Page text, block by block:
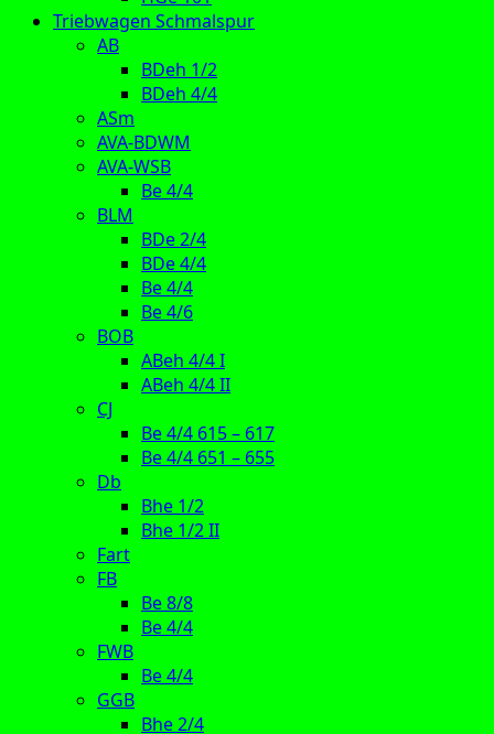
Triebwagen Schmalspur
AB
BDeh 1/2
BDeh 4/4
ASm
AVA-BDWM
AVA-WSB
Be 4/4
BLM
BDe 2/4
BDe 4/4
Be 4/4
Be 4/6
BOB
ABeh 4/4 I
ABeh 4/4 II
CJ
Be 4/4 615 – 617
Be 4/4 651 – 655
Db
Bhe 1/2
Bhe 1/2 II
Fart
FB
Be 8/8
Be 4/4
FWB
Be 4/4
GGB
Bhe 2/4